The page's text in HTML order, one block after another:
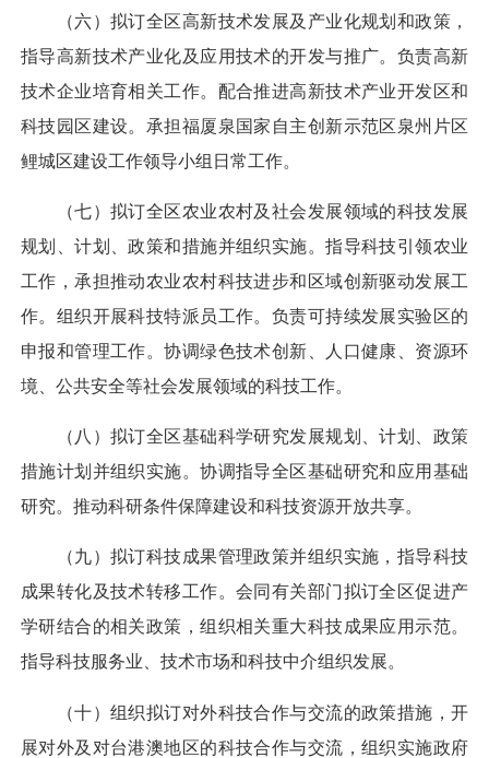
（六）拟订全区高新技术发展及产业化规划和政策，
指导高新技术产业化及应用技术的开发与推广。负责高新
技术企业培育相关工作。配合推进高新技术产业开发区和
科技园区建设。承担福厦泉国家自主创新示范区泉州片区
鲤城区建设工作领导小组日常工作。
（七）拟订全区农业农村及社会发展领域的科技发展
规划、计划、政策和措施并组织实施。指导科技引领农业
工作，承担推动农业农村科技进步和区域创新驱动发展工
作。组织开展科技特派员工作。负责可持续发展实验区的
申报和管理工作。协调绿色技术创新、人口健康、资源环
境、公共安全等社会发展领域的科技工作。
（八）拟订全区基础科学研究发展规划、计划、政策
措施计划并组织实施。协调指导全区基础研究和应用基础
研究。推动科研条件保障建设和科技资源开放共享。
（九）拟订科技成果管理政策并组织实施，指导科技
成果转化及技术转移工作。会同有关部门拟订全区促进产
学研结合的相关政策，组织相关重大科技成果应用示范。
指导科技服务业、技术市场和科技中介组织发展。
（十）组织拟订对外科技合作与交流的政策措施，开
展对外及对台港澳地区的科技合作与交流，组织实施政府